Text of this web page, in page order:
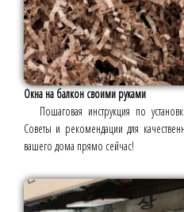
Окна на балкон своими руками
Пошаговая инструкция по
Советы и рекомендации для
вашего дома прямо сейчас!